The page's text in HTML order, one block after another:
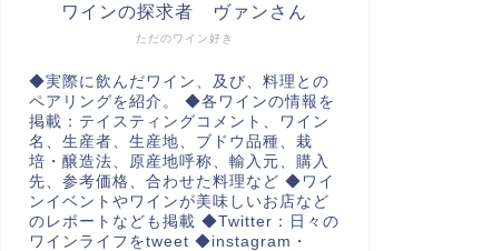
ただのワイン好き
ワインの探求者 ヴァンさん
◆実際に飲んだワイン、及び、料理との
ペアリングを紹介。 ◆各ワインの情報を
掲載：テイスティングコメント、ワイン
名、生産者、生産地、ブドウ品種、栽
培・醸造法、原産地呼称、輸入元、購入
先、参考価格、合わせた料理など ◆ワイ
ンイベントやワインが美味しいお店など
のレポートなども掲載 ◆Twitter：日々の
ワインライフをtweet ◆instagram・